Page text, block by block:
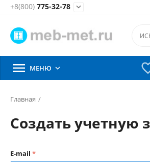
+8(800) 775-32-78 
 МЕНЮ 
Главная /
Создать учетную
E-mail